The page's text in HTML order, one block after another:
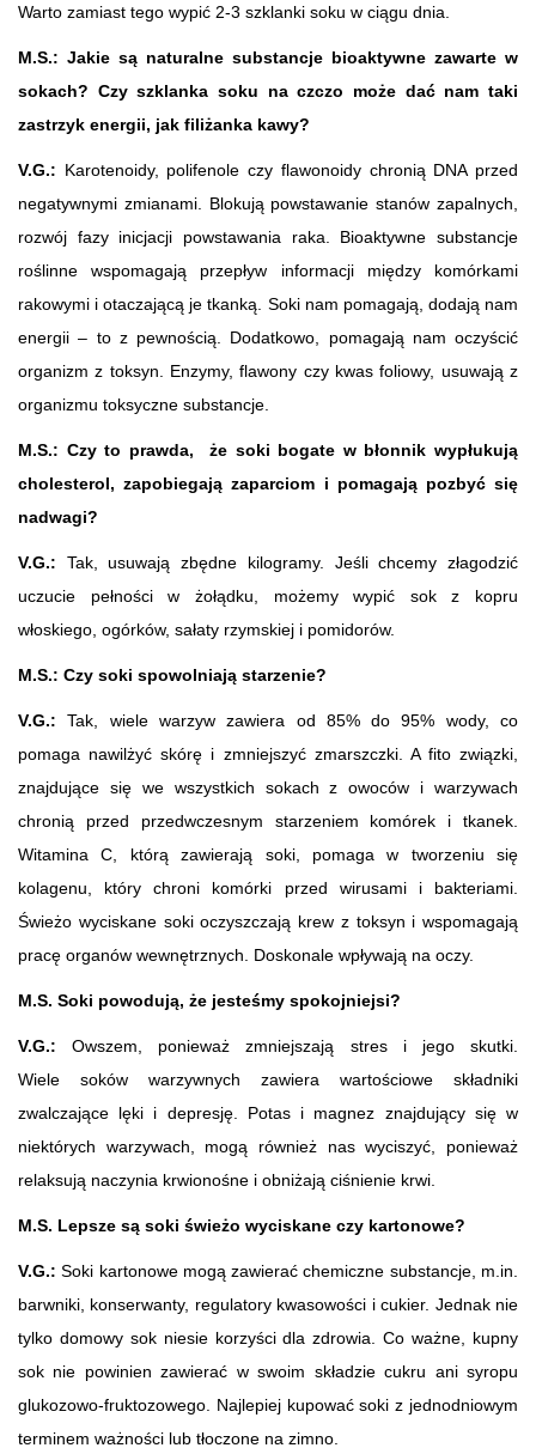
Warto zamiast tego wypić 2-3 szklanki soku w ciągu dnia.
M.S.: Jakie są naturalne substancje bioaktywne zawarte w
sokach? Czy szklanka soku na czczo może dać nam taki
zastrzyk energii, jak filiżanka kawy?
V.G.: Karotenoidy, polifenole czy flawonoidy chronią DNA przed
negatywnymi zmianami. Blokują powstawanie stanów zapalnych,
rozwój fazy inicjacji powstawania raka. Bioaktywne substancje
roślinne wspomagają przepływ informacji między komórkami
rakowymi i otaczającą je tkanką. Soki nam pomagają, dodają nam
energii – to z pewnością. Dodatkowo, pomagają nam oczyścić
organizm z toksyn. Enzymy, flawony czy kwas foliowy, usuwają z
organizmu toksyczne substancje.
M.S.: Czy to prawda, że soki bogate w błonnik wypłukują
cholesterol, zapobiegają zaparciom i pomagają pozbyć się
nadwagi?
V.G.: Tak, usuwają zbędne kilogramy. Jeśli chcemy złagodzić
uczucie pełności w żołądku, możemy wypić sok z kopru
włoskiego, ogórków, sałaty rzymskiej i pomidorów.
M.S.: Czy soki spowolniają starzenie?
V.G.: Tak, wiele warzyw zawiera od 85% do 95% wody, co
pomaga nawilżyć skórę i zmniejszyć zmarszczki. A fito związki,
znajdujące się we wszystkich sokach z owoców i warzywach
chronią przed przedwczesnym starzeniem komórek i tkanek.
Witamina C, którą zawierają soki, pomaga w tworzeniu się
kolagenu, który chroni komórki przed wirusami i bakteriami.
Świeżo wyciskane soki oczyszczają krew z toksyn i wspomagają
pracę organów wewnętrznych. Doskonale wpływają na oczy.
M.S. Soki powodują, że jesteśmy spokojniejsi?
V.G.: Owszem, ponieważ zmniejszają stres i jego skutki.
Wiele soków warzywnych zawiera wartościowe składniki
zwalczające lęki i depresję. Potas i magnez znajdujący się w
niektórych warzywach, mogą również nas wyciszyć, ponieważ
relaksują naczynia krwionośne i obniżają ciśnienie krwi.
M.S. Lepsze są soki świeżo wyciskane czy kartonowe?
V.G.:Soki kartonowe mogą zawierać chemiczne substancje, m.in.
barwniki, konserwanty, regulatory kwasowości i cukier. Jednak nie
tylko domowy sok niesie korzyści dla zdrowia. Co ważne, kupny
sok nie powinien zawierać w swoim składzie cukru ani syropu
glukozowo-fruktozowego. Najlepiej kupować soki z jednodniowym
terminem ważności lub tłoczone na zimno.